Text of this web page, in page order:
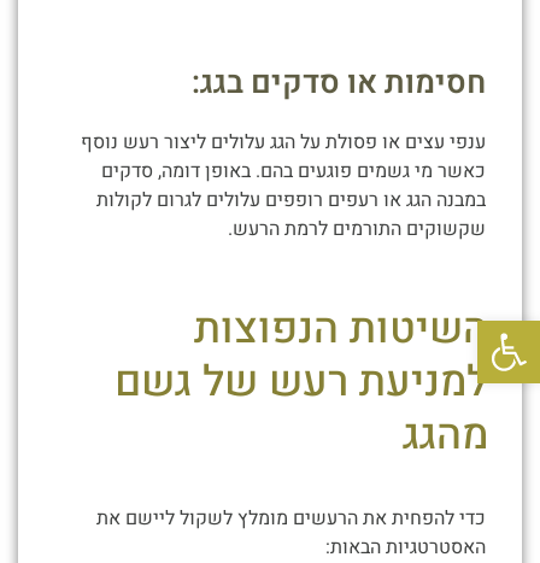
פתח סרגל נגישות
חסימות או סדקים בגג:
ענפי עצים או פסולת על הגג עלולים ליצור רעש נוסף
כאשר מי גשמים פוגעים בהם. באופן דומה, סדקים
במבנה הגג או רעפים רופפים עלולים לגרום לקולות
שקשוקים התורמים לרמת הרעש.
השיטות הנפוצות
למניעת רעש של גשם
מהגג
כדי להפחית את הרעשים מומלץ לשקול ליישם את
האסטרטגיות הבאות: